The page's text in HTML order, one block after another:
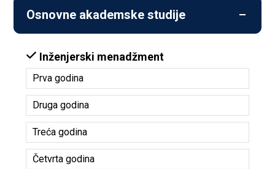
Osnovne akademske studije
Inženjerski menadžment
Prva godina
Druga godina
Treća godina
Četvrta godina